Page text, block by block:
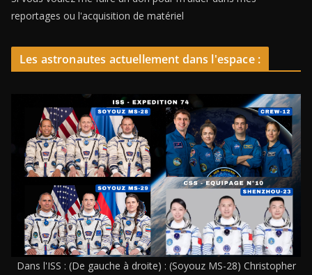
reportages ou l'acquisition de matériel
Les astronautes actuellement dans l'espace :
Dans l'ISS : (De gauche à droite) : (Soyouz MS-28) Christopher